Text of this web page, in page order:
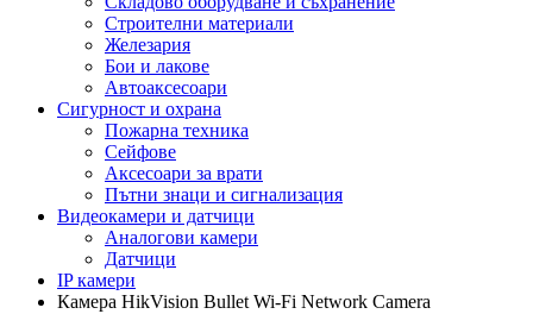
Строителни материали
Железария
Бои и лакове
Автоаксесоари
Сигурност и охрана
Пожарна техника
Сейфове
Аксесоари за врати
Пътни знаци и сигнализация
Видеокамери и датчици
Аналогови камери
Датчици
IP камери
Камера HikVision Bullet Wi-Fi Network Camera